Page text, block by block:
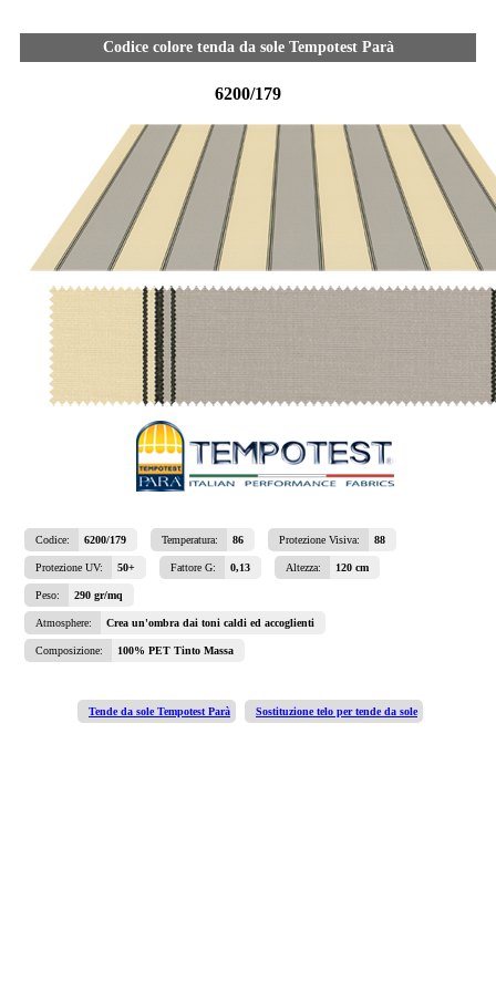
Codice colore tenda da sole Tempotest Parà
6200/179
Codice: 6200/179 Temperatura: 86 Protezione Visiva: 88
Protezione UV: 50+ Fattore G: 0,13 Altezza: 120 cm
Peso: 290 gr/mq
Atmosphere: Crea un'ombra dai toni caldi ed accoglienti
Composizione: 100% PET Tinto Massa
Tende da sole Tempotest Parà Sostituzione telo per tende da sole